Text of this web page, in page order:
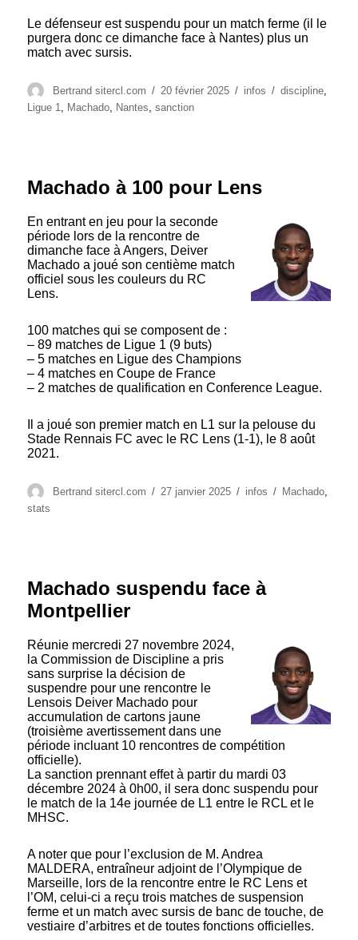
Le défenseur est suspendu pour un match ferme (il le
purgera donc ce dimanche face à Nantes) plus un
match avec sursis.
Auteur
Bertrand sitercl.com
Publié
le
20 février 2025 Catégories
infos Étiquettes
discipline,
Ligue 1, Machado, Nantes,sanction
Machado à 100 pour Lens
En entrant en jeu pour la seconde
période lors de la rencontre de
dimanche face à Angers, Deiver
Machado a joué son centième match
officiel sous les couleurs du RC
Lens.
100 matches qui se composent de :
– 89 matches de Ligue 1 (9 buts)
– 5 matches en Ligue des Champions
– 4 matches en Coupe de France
– 2 matches de qualification en Conference League.
Il a joué son premier match en L1 sur la pelouse du
Stade Rennais FC avec le RC Lens (1-1), le 8 août
2021.
Auteur
Bertrand sitercl.com
Publié
27 janvier 2025 Catégories
infos Étiquettes
Machado,
stats
Machado suspendu face à
Montpellier
Réunie mercredi 27 novembre 2024,
la Commission de Discipline a pris
sans surprise la décision de
suspendre pour une rencontre le
Lensois Deiver Machado pour
accumulation de cartons jaune
(troisième avertissement dans une
période incluant 10 rencontres de compétition
officielle).
La sanction prennant effet à partir du mardi 03
décembre 2024 à 0h00, il sera donc suspendu pour
le match de la 14e journée de L1 entre le RCL et le
MHSC.
A noter que pour l’exclusion de M. Andrea
MALDERA, entraîneur adjoint de l’Olympique de
Marseille, lors de la rencontre entre le RC Lens et
l’OM, celui-ci a reçu trois matches de suspension
ferme et un match avec sursis de banc de touche, de
vestiaire d’arbitres et de toutes fonctions officielles.